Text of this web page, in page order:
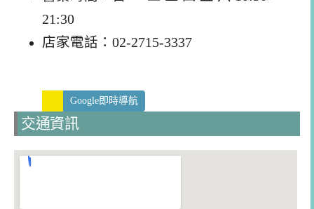
21:30
店家電話：02-2715-3337
Google即時導航
交通資訊